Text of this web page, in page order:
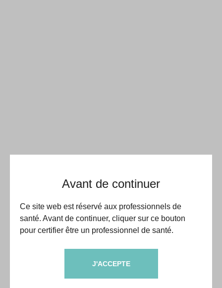
Avant de continuer
Ce site web est réservé aux professionnels de
santé. Avant de continuer, cliquer sur ce bouton
pour certifier être un professionnel de santé.
J'ACCEPTE